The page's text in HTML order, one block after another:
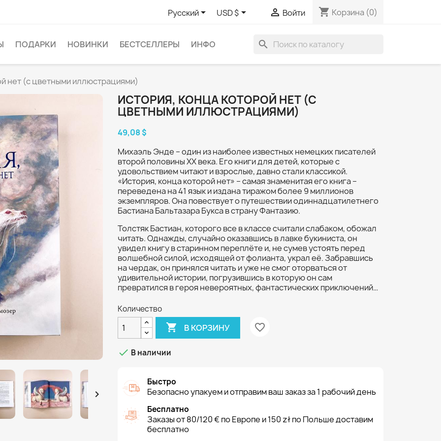
Русский USD $  Войти shopping_cart Корзина (0)
ПОДАРКИ НОВИНКИ БЕСТСЕЛЛЕРЫ ИНФО search
нет (с цветными иллюстрациями)

ИСТОРИЯ, КОНЦА КОТОРОЙ НЕТ (С
ЦВЕТНЫМИ ИЛЛЮСТРАЦИЯМИ)
49,08 $
Михаэль Энде – один из наиболее известных немецких писателей
второй половины ХХ века. Его книги для детей, которые с
удовольствием читают и взрослые, давно стали классикой.
«История, конца которой нет» – самая знаменитая его книга –
переведена на 41 язык и издана тиражом более 9 миллионов
экземпляров. Она повествует о путешествии одиннадцатилетнего
Бастиана Бальтазара Букса в страну Фантазию.
Толстяк Бастиан, которого все в классе считали слабаком, обожал
читать. Однажды, случайно оказавшись в лавке букиниста, он
увидел книгу в старинном переплёте и, не сумев устоять перед
волшебной силой, исходящей от фолианта, украл её. Забравшись
на чердак, он принялся читать и уже не смог оторваться от
удивительной истории, погрузившись в которую он сам
превратился в героя невероятных, фантастических приключений…
Количество
 В КОРЗИНУ favorite_border
 В наличии
Быстро
Безопасно упакуем и отправим ваш заказ за 1 рабочий день
Бесплатно
Заказы от 80/120 € по Европе и 150 zł по Польше доставим
бесплатно